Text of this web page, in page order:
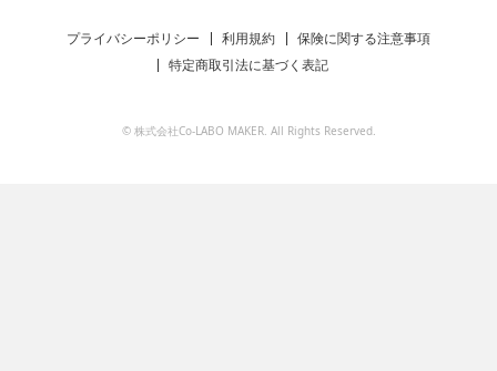
プライバシーポリシー 利用規約
保険に関する注意事項
特定商取引法に基づく表記
© 株式会社Co-LABO MAKER. All Rights Reserved.